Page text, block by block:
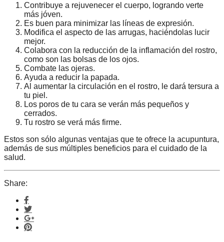
Contribuye a rejuvenecer el cuerpo, logrando verte
más jóven.
Es buen para minimizar las líneas de expresión.
Modifica el aspecto de las arrugas, haciéndolas lucir
mejor.
Colabora con la reducción de la inflamación del rostro,
como son las bolsas de los ojos.
Combate las ojeras.
Ayuda a reducir la papada.
Al aumentar la circulación en el rostro, le dará tersura a
tu piel.
Los poros de tu cara se verán más pequeños y
cerrados.
Tu rostro se verá más firme.
Estos son sólo algunas ventajas que te ofrece la acupuntura,
además de sus múltiples beneficios para el cuidado de la
salud.
Share: